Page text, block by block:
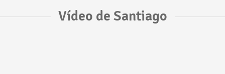
Vídeo de Santiago